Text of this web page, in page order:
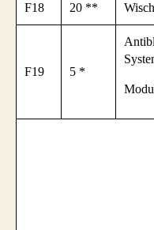
F18 20 **
F19 5 *